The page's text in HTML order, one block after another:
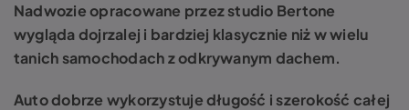
Nadwozie opracowane przez studio Bertone
wygląda dojrzalej i bardziej klasycznie niż w wielu
tanich samochodach z odkrywanym dachem.
Auto dobrze wykorzystuje długość i szerokość całej